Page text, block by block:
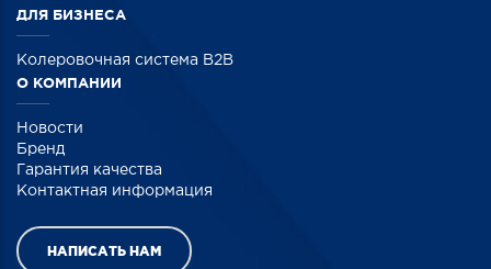
ДЛЯ БИЗНЕСА
Колеровочная система B2B
О КОМПАНИИ
Новости
Бренд
Гарантия качества
Контактная информация
НАПИСАТЬ НАМ